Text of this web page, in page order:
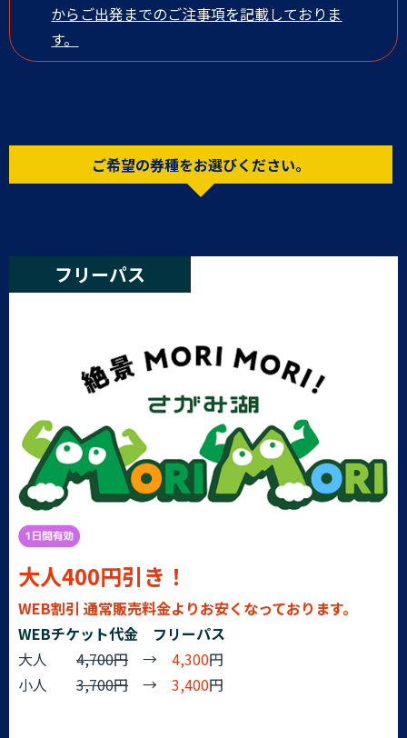
からご出発までのご注事項を記載しておりま
す。
ご希望の券種をお選びください。
フリーパス
大人400円引き！
WEB割引 通常販売料金よりお安くなっております。
WEBチケット代金 フリーパス
大人 4,700円 → 4,300円
小人 3,700円 → 3,400円